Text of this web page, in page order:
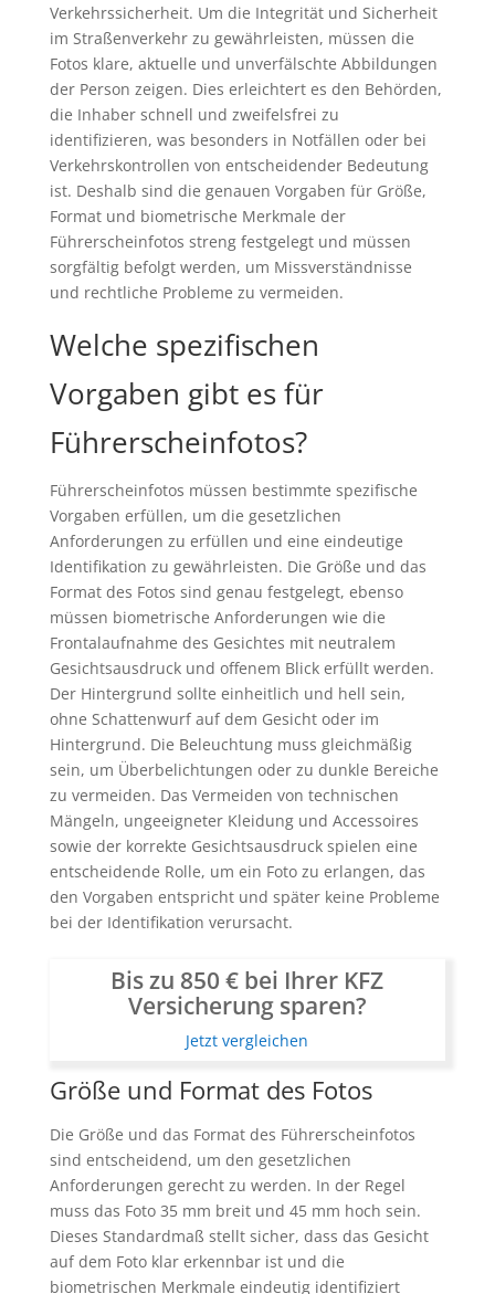
Verkehrssicherheit. Um die Integrität und Sicherheit
im Straßenverkehr zu gewährleisten, müssen die
Fotos klare, aktuelle und unverfälschte Abbildungen
der Person zeigen. Dies erleichtert es den Behörden,
die Inhaber schnell und zweifelsfrei zu
identifizieren, was besonders in Notfällen oder bei
Verkehrskontrollen von entscheidender Bedeutung
ist. Deshalb sind die genauen Vorgaben für Größe,
Format und biometrische Merkmale der
Führerscheinfotos streng festgelegt und müssen
sorgfältig befolgt werden, um Missverständnisse
und rechtliche Probleme zu vermeiden.
Welche spezifischen
Vorgaben gibt es für
Führerscheinfotos?
Führerscheinfotos müssen bestimmte spezifische
Vorgaben erfüllen, um die gesetzlichen
Anforderungen zu erfüllen und eine eindeutige
Identifikation zu gewährleisten. Die Größe und das
Format des Fotos sind genau festgelegt, ebenso
müssen biometrische Anforderungen wie die
Frontalaufnahme des Gesichtes mit neutralem
Gesichtsausdruck und offenem Blick erfüllt werden.
Der Hintergrund sollte einheitlich und hell sein,
ohne Schattenwurf auf dem Gesicht oder im
Hintergrund. Die Beleuchtung muss gleichmäßig
sein, um Überbelichtungen oder zu dunkle Bereiche
zu vermeiden. Das Vermeiden von technischen
Mängeln, ungeeigneter Kleidung und Accessoires
sowie der korrekte Gesichtsausdruck spielen eine
entscheidende Rolle, um ein Foto zu erlangen, das
den Vorgaben entspricht und später keine Probleme
bei der Identifikation verursacht.
Bis zu 850 € bei Ihrer KFZ
Versicherung sparen?
Jetzt vergleichen
Größe und Format des Fotos
Die Größe und das Format des Führerscheinfotos
sind entscheidend, um den gesetzlichen
Anforderungen gerecht zu werden. In der Regel
muss das Foto 35 mm breit und 45 mm hoch sein.
Dieses Standardmaß stellt sicher, dass das Gesicht
auf dem Foto klar erkennbar ist und die
biometrischen Merkmale eindeutig identifiziert